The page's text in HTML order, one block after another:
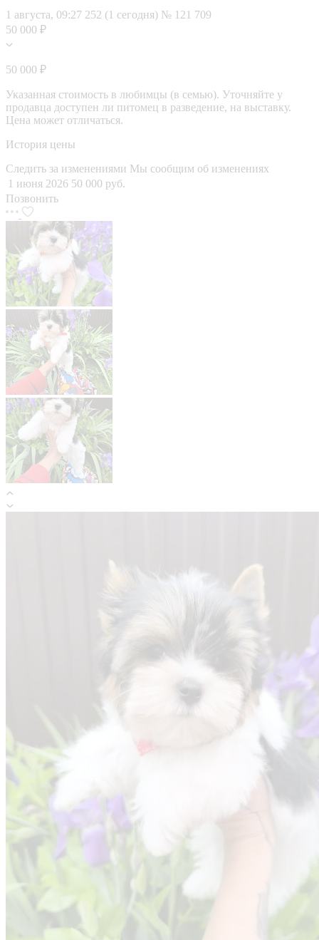
1 августа, 09:27 252 (1 сегодня) № 121 709
50 000 ₽
50 000 ₽
Указанная стоимость в любимцы (в семью). Уточняйте у
продавца доступен ли питомец в разведение, на выставку.
Цена может отличаться.
История цены
Следить за изменениями Мы сообщим об изменениях
1 июня 2026 50 000 руб.
Позвонить